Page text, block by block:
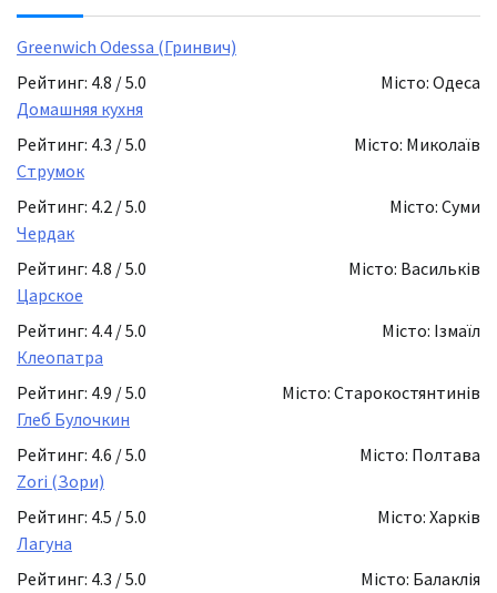
Greenwich Odessa (Гринвич)
Рейтинг: 4.8 / 5.0
Місто: Одеса
Домашняя кухня
Рейтинг: 4.3 / 5.0
Місто: Миколаїв
Струмок
Рейтинг: 4.2 / 5.0
Місто: Суми
Чердак
Рейтинг: 4.8 / 5.0
Місто: Васильків
Царское
Рейтинг: 4.4 / 5.0
Місто: Ізмаїл
Клеопатра
Рейтинг: 4.9 / 5.0
Місто: Старокостянтинів
Глеб Булочкин
Рейтинг: 4.6 / 5.0
Місто: Полтава
Zori (Зори)
Рейтинг: 4.5 / 5.0
Місто: Харків
Лагуна
Рейтинг: 4.3 / 5.0
Місто: Балаклія